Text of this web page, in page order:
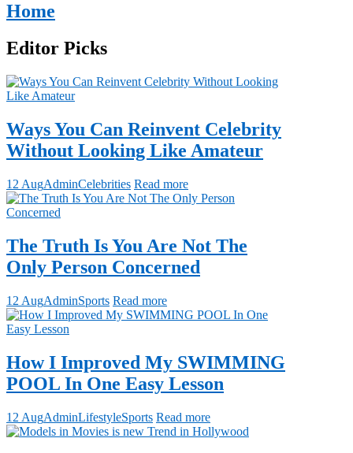
Home
Editor Picks
Ways You Can Reinvent Celebrity
Without Looking Like Amateur
12 AugAdminCelebrities Read more
The Truth Is You Are Not The
Only Person Concerned
12 AugAdminSports Read more
How I Improved My SWIMMING
POOL In One Easy Lesson
12 AugAdminLifestyleSports Read more